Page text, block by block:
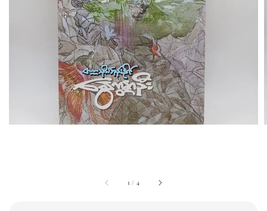
1 / 4